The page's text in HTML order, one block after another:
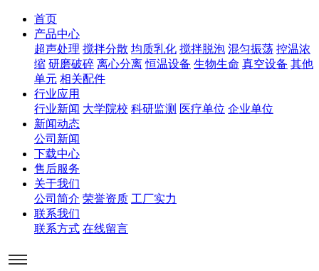
首页
产品中心
超声处理 搅拌分散 均质乳化 搅拌脱泡 混匀振荡 控温浓
缩 研磨破碎 离心分离 恒温设备 生物生命 真空设备 其他
单元 相关配件
行业应用
行业新闻 大学院校 科研监测 医疗单位 企业单位
新闻动态
公司新闻
下载中心
售后服务
关于我们
公司简介 荣誉资质 工厂实力
联系我们
联系方式 在线留言